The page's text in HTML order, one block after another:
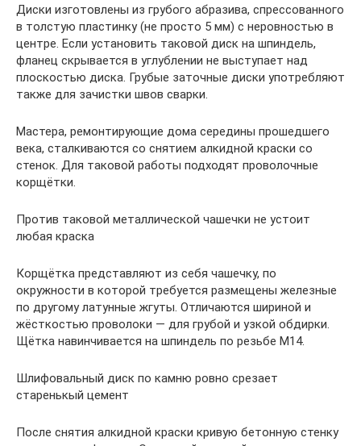
Диски изготовлены из грубого абразива, спрессованного
в толстую пластинку (не просто 5 мм) с неровностью в
центре. Если установить таковой диск на шпиндель,
фланец скрывается в углублении не выступает над
плоскостью диска. Грубые заточные диски употребляют
также для зачистки швов сварки.
Мастера, ремонтирующие дома середины прошедшего
века, сталкиваются со снятием алкидной краски со
стенок. Для таковой работы подходят проволочные
корщётки.
Против таковой металлической чашечки не устоит
любая краска
Корщётка представляют из себя чашечку, по
окружности в которой требуется размещены железные
по другому латунные жгуты. Отличаются шириной и
жёсткостью проволоки — для грубой и узкой обдирки.
Щётка навинчивается на шпиндель по резьбе М14.
Шлифовальный диск по камню ровно срезает
старенькый цемент
После снятия алкидной краски кривую бетонную стенку